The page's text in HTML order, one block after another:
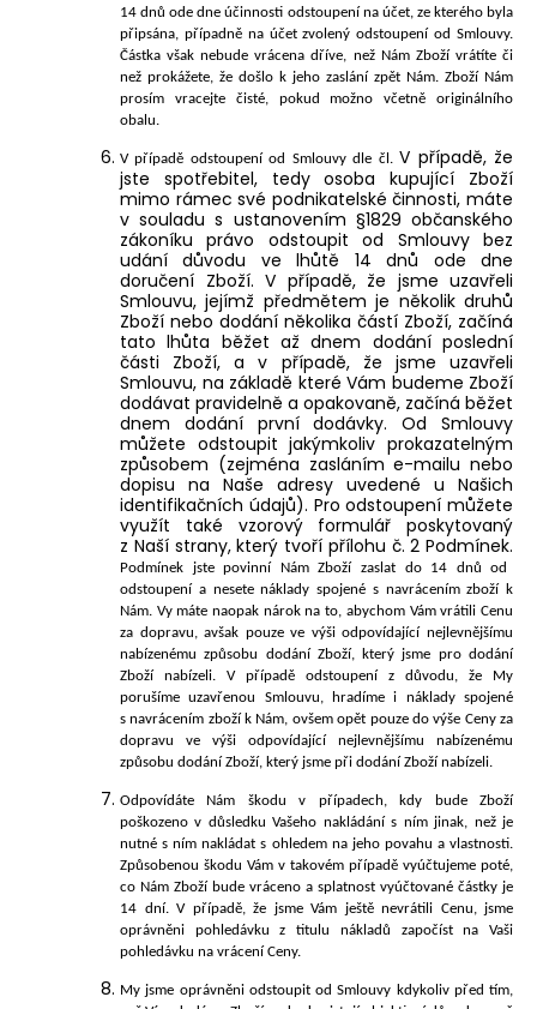
14 dnů ode dne účinnosti odstoupení na účet, ze kterého byla
připsána, případně na účet zvolený odstoupení od Smlouvy.
Částka však nebude vrácena dříve, než Nám Zboží vrátíte či
než prokážete, že došlo k jeho zaslání zpět Nám. Zboží Nám
prosím vracejte čisté, pokud možno včetně originálního
obalu.
V případě odstoupení od Smlouvy dle čl.V případě, že
jste spotřebitel, tedy osoba kupující Zboží
mimo rámec své podnikatelské činnosti, máte
v souladu s ustanovením §1829 občanského
zákoníku právo odstoupit od Smlouvy bez
udání důvodu ve lhůtě 14 dnů ode dne
doručení Zboží. V případě, že jsme uzavřeli
Smlouvu, jejímž předmětem je několik druhů
Zboží nebo dodání několika částí Zboží, začíná
tato lhůta běžet až dnem dodání poslední
části Zboží, a v případě, že jsme uzavřeli
Smlouvu, na základě které Vám budeme Zboží
dodávat pravidelně a opakovaně, začíná běžet
dnem dodání první dodávky. Od Smlouvy
můžete odstoupit jakýmkoliv prokazatelným
způsobem (zejména zasláním e-mailu nebo
dopisu na Naše adresy uvedené u Našich
identifikačních údajů). Pro odstoupení můžete
využít také vzorový formulář poskytovaný
z Naší strany, který tvoří přílohu č. 2 Podmínek.
Podmínek jste povinní Nám Zboží zaslat do 14 dnů od
odstoupení a nesete náklady spojené s navrácením zboží k
Nám. Vy máte naopak nárok na to, abychom Vám vrátili Cenu
za dopravu, avšak pouze ve výši odpovídající nejlevnějšímu
nabízenému způsobu dodání Zboží, který jsme pro dodání
Zboží nabízeli. V případě odstoupení z důvodu, že My
porušíme uzavřenou Smlouvu, hradíme i náklady spojené
s navrácením zboží k Nám, ovšem opět pouze do výše Ceny za
dopravu ve výši
odpovídající nejlevnějšímu nabízenému
způsobu dodání Zboží, který jsme při dodání Zboží nabízeli.
Odpovídáte Nám škodu v případech, kdy bude Zboží
poškozeno v důsledku Vašeho nakládání s ním jinak, než je
nutné s ním nakládat s ohledem na jeho povahu a vlastnosti.
Způsobenou škodu Vám v takovém případě vyúčtujeme poté,
co Nám Zboží bude vráceno a splatnost vyúčtované částky je
14 dní. V případě, že jsme Vám ještě nevrátili Cenu, jsme
oprávněni pohledávku z titulu nákladů započíst na Vaši
pohledávku na vrácení Ceny.
My jsme oprávněni odstoupit od Smlouvy kdykoliv před tím,